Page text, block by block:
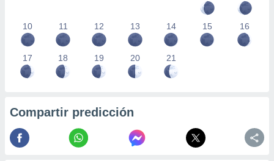
10 11 12 13 14 15 16
17 18 19 20 21
Compartir predicción